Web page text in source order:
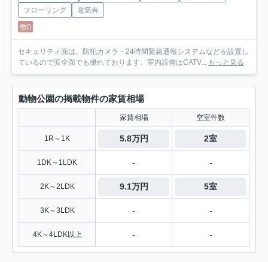
フローリング
電気有
敷0
セキュリティ面は、防犯カメラ・24時間緊急通報システムなどを設置し
ているので安全面でも優れております。室内設備はCATV... もっと見る
動物公園の掲載物件の家賃相場
家賃相場 空室件数
1R～1K 5.8万円 2室
1DK～1LDK - -
2K～2LDK 9.1万円 5室
3K～3LDK - -
4K～4LDK以上 - -